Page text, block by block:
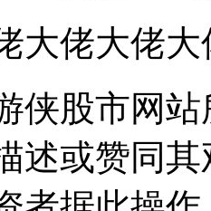
大佬大佬大
侠股市网
述或赞同